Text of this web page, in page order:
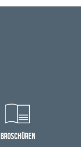
BROSCHÜREN